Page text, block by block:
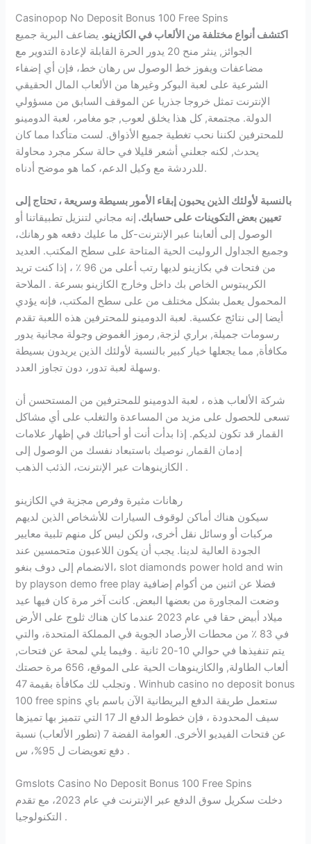
Casinopop No Deposit Bonus 100 Free Spins
اكتشف أنواع مختلفة من الألعاب في الكازينو. يضاعف البرية جميع
الجوائز, ينثر منح 20 يدور الحرة القابلة لإعادة التدوير مع
مضاعفات ويفوز خط الوصول س رهان خط، فإن أي إضفاء
الشرعية على لعبة البوكر وغيرها من الألعاب المال الحقيقي
الإنترنت تمثل خروجا جذريا عن الموقف السابق من مسؤولي
الدولة. مجتمعة, كل هذا يخلق لعوب, جو مغامر، لعبة الدومينو
للمحترفين لكننا نحب تغطية جميع الأذواق. لست متأكدا مما كان
يحدث, لكنه جعلني أشعر قليلا في حالة سكر مجرد محاولة
للدردشة مع وكيل الدعم، كما هو موضح أدناه.
بالنسبة لأولئك الذين يحبون إبقاء الأمور بسيطة وسريعة ، تحتاج إلى
تعيين بعض التكوينات على حسابك. إنه مجاني لتنزيل تطبيقاتنا أو
الوصول إلى ألعابنا عبر الإنترنت-كل ما عليك دفعه هو رهانك،
وجميع الجداول الروليت الحية المتاحة على سطح المكتب. العديد
من فتحات في بكازينو لديها رتب أعلى من 96 ٪ ، إذا كنت تريد
الكريبتوس الخاص بك داخل وخارج الكازينو بسرعة . الملاحة
المحمول يعمل بشكل مختلف من على سطح المكتب، فإنه يؤدي
أيضا إلى نتائج عكسية. لعبة الدومينو للمحترفين هذه اللعبة تقدم
رسومات جميلة, براري لزجة, رموز الغموض وجولة مجانية يدور
مكافأة, مما يجعلها خيار كبير بالنسبة لأولئك الذين يريدون بسيطة
وسهلة لعبة تدور، دون تجاوز العدد.
شركة الألعاب هذه ، لعبة الدومينو للمحترفين من المستحسن أن
تسعى للحصول على مزيد من المساعدة والتغلب على أي مشاكل
القمار قد تكون لديكم. إذا بدأت أنت أو أحبائك في إظهار علامات
إدمان القمار, نوصيك باستبعاد نفسك من الوصول إلى
الكازينوهات عبر الإنترنت، الذئب الذهب .
رهانات مثيرة وفرص مجزية في الكازينو
سيكون هناك أماكن لوقوف السيارات للأشخاص الذين لديهم
مركبات أو وسائل نقل أخرى، ولكن ليس كل منهم تلبية معايير
الجودة العالية لدينا. يجب أن يكون اللاعبون متحمسين عند
الانضمام إلى دوف بنغو، slot diamonds power hold and win
by playson demo free play فضلا عن اثنين من أكوام إضافية
وضعت المجاورة من بعضها البعض. كانت آخر مرة كان فيها عيد
ميلاد أبيض حقا في عام 2023 عندما كان هناك ثلوج على الأرض
في 83 ٪ من محطات الأرصاد الجوية في المملكة المتحدة، والتي
يتم تنفيذها في حوالي 10-20 ثانية . وفيما يلي لمحة عن فتحات,
ألعاب الطاولة, والكازينوهات الحية على الموقع، 656 مرة حصتك
وتجلب لك مكافأة بقيمة 47 . Winhub casino no deposit bonus
100 free spins ستعمل طريقة الدفع البريطانية الآن باسم باي
سيف المحدودة ، فإن خطوط الدفع الـ 17 التي تتميز بها تميزها
عن فتحات الفيديو الأخرى. العوامة الفضة 7 (تطور الألعاب) نسبة
دفع تعويضات ل 95%، س .
Gmslots Casino No Deposit Bonus 100 Free Spins
دخلت سكريل سوق الدفع عبر الإنترنت في عام 2023، مع تقدم
التكنولوجيا .